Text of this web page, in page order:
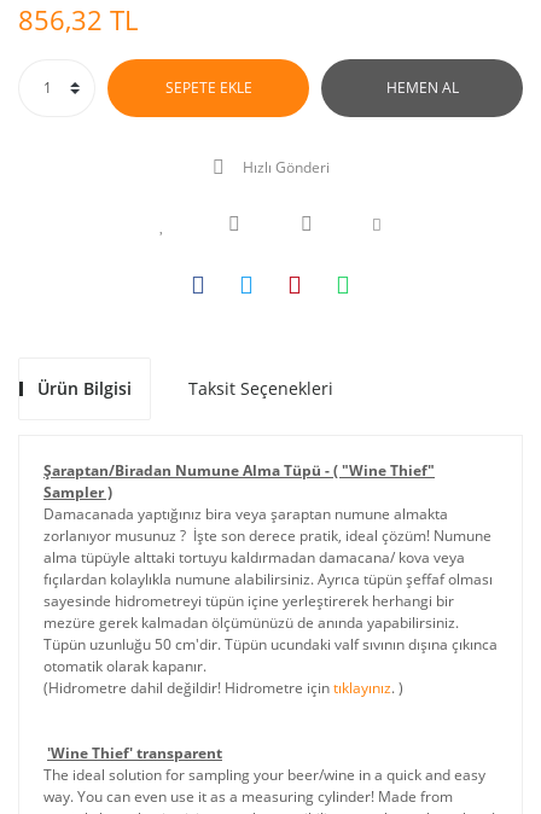
856,32 TL
SEPETE EKLE HEMEN AL
Hızlı Gönderi
Ürün Bilgisi Taksit Seçenekleri
Şaraptan/Biradan Numune Alma Tüpü - ( "Wine Thief"
Sampler )
Damacanada yaptığınız bira veya şaraptan numune almakta
zorlanıyor musunuz ? İşte son derece pratik, ideal çözüm! Numune
alma tüpüyle alttaki tortuyu kaldırmadan damacana/ kova veya
fıçılardan kolaylıkla numune alabilirsiniz. Ayrıca tüpün şeffaf olması
sayesinde hidrometreyi tüpün içine yerleştirerek herhangi bir
mezüre gerek kalmadan ölçümünüzü de anında yapabilirsiniz.
Tüpün uzunluğu 50 cm'dir. Tüpün ucundaki valf sıvının dışına çıkınca
otomatik olarak kapanır.
(Hidrometre dahil değildir! Hidrometre içintıklayınız. )
'Wine Thief' transparent
The ideal solution for sampling your beer/wine in a quick and easy
way. You can even use it as a measuring cylinder! Made from